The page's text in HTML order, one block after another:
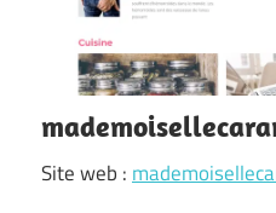
Site web :